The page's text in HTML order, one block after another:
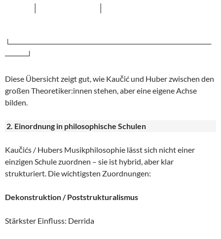
└─────────────────────────────────────
────┘
Diese Übersicht zeigt gut, wie Kaučić und Huber zwischen den
großen Theoretiker:innen stehen, aber eine eigene Achse
bilden.
2. Einordnung in philosophische Schulen
Kaučićs / Hubers Musikphilosophie lässt sich nicht einer
einzigen Schule zuordnen – sie ist hybrid, aber klar
strukturiert. Die wichtigsten Zuordnungen:
Dekonstruktion / Poststrukturalismus
Stärkster Einfluss: Derrida